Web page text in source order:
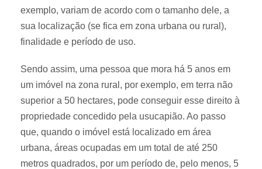
exemplo, variam de acordo com o tamanho dele, a
sua localização (se fica em zona urbana ou rural),
finalidade e período de uso.
Sendo assim, uma pessoa que mora há 5 anos em
um imóvel na zona rural, por exemplo, em terra não
superior a 50 hectares, pode conseguir esse direito à
propriedade concedido pela usucapião. Ao passo
que, quando o imóvel está localizado em área
urbana, áreas ocupadas em um total de até 250
metros quadrados, por um período de, pelo menos, 5